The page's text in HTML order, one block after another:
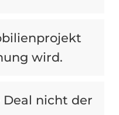
wird.
nicht der